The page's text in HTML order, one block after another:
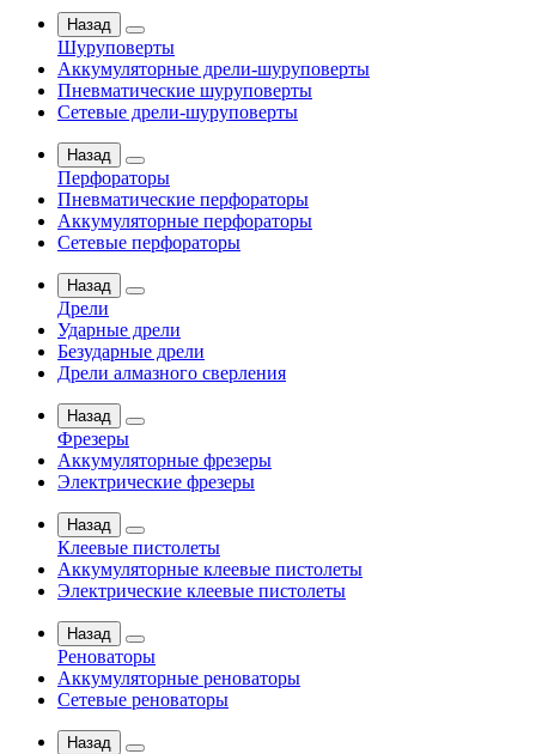
Назад
Шуруповерты
Аккумуляторные дрели-шуруповерты
Пневматические шуруповерты
Сетевые дрели-шуруповерты
Назад
Перфораторы
Пневматические перфораторы
Аккумуляторные перфораторы
Сетевые перфораторы
Назад
Дрели
Ударные дрели
Безударные дрели
Дрели алмазного сверления
Назад
Фрезеры
Аккумуляторные фрезеры
Электрические фрезеры
Назад
Клеевые пистолеты
Аккумуляторные клеевые пистолеты
Электрические клеевые пистолеты
Назад
Реноваторы
Аккумуляторные реноваторы
Сетевые реноваторы
Назад